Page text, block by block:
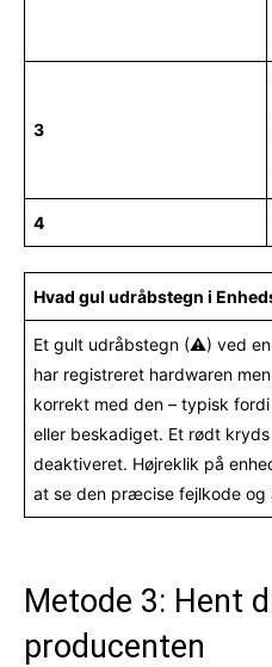
3
4
Hvad gul udråbstegn i
Et gult udråbstegn (⚠) ved
har registreret hardwaren
korrekt med den – typisk
eller beskadiget. Et rødt
deaktiveret. Højreklik på
at se den præcise fejlkode og
Metode 3: Hent
producenten